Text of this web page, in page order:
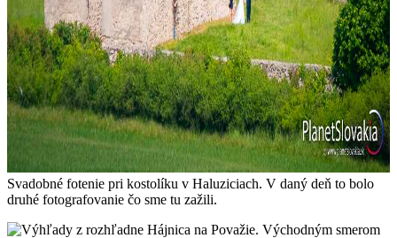
Svadobné fotenie pri kostolíku v Haluziciach. V daný deň to bolo
druhé fotografovanie čo sme tu zažili.